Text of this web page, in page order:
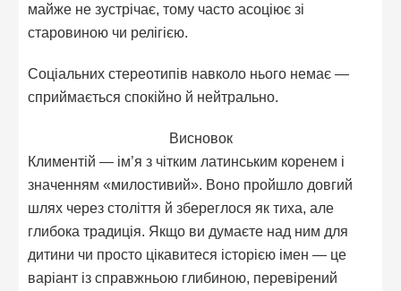
майже не зустрічає, тому часто асоціює зі
старовиною чи релігією.
Соціальних стереотипів навколо нього немає —
сприймається спокійно й нейтрально.
Висновок
Климентій — ім’я з чітким латинським коренем і
значенням «милостивий». Воно пройшло довгий
шлях через століття й збереглося як тиха, але
глибока традиція. Якщо ви думаєте над ним для
дитини чи просто цікавитеся історією імен — це
варіант із справжньою глибиною, перевірений